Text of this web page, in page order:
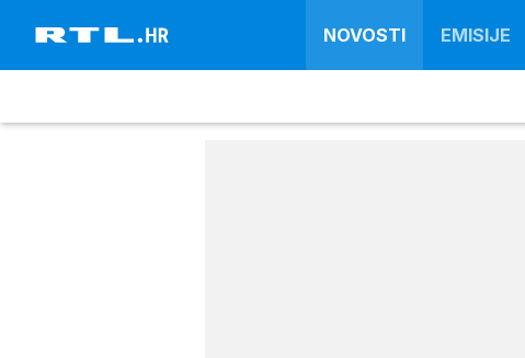
NOVOSTI EMISIJE